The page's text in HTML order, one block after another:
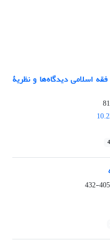
اسلامی دیدگاه‌ها و نظریۀ
405-432